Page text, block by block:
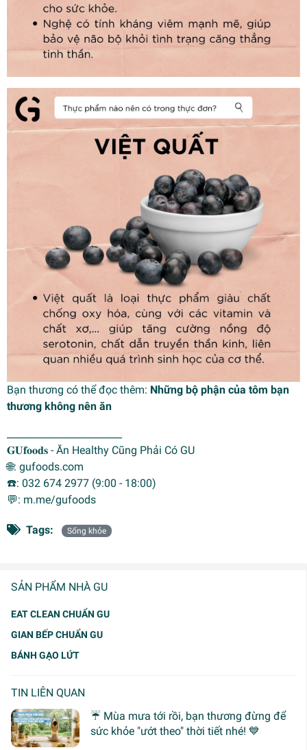
SẢN PHẨM NHÀ GU
EAT CLEAN CHUẨN GU
GIAN BẾP CHUẨN GU
BÁNH GẠO LỨT
TIN LIÊN QUAN
☔ Mùa mưa tới rồi, bạn thương đừng để
sức khỏe "ướt theo" thời tiết nhé! 💙
Bạn thương có thể đọc thêm: Những bộ phận của tôm bạn
thương không nên ăn
𝐆𝐔𝐟𝐨𝐨𝐝𝐬 - Ăn Healthy Cũng Phải Có GU
🌐: gufoods.com
☎️: 032 674 2977 (9:00 - 18:00)
💬: m.me/gufoods
Tags: Sống khỏe